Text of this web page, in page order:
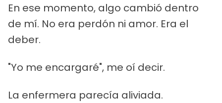
En ese momento, algo cambió dentro
de mí. No era perdón ni amor. Era el
deber.
"Yo me encargaré", me oí decir.
La enfermera parecía aliviada.